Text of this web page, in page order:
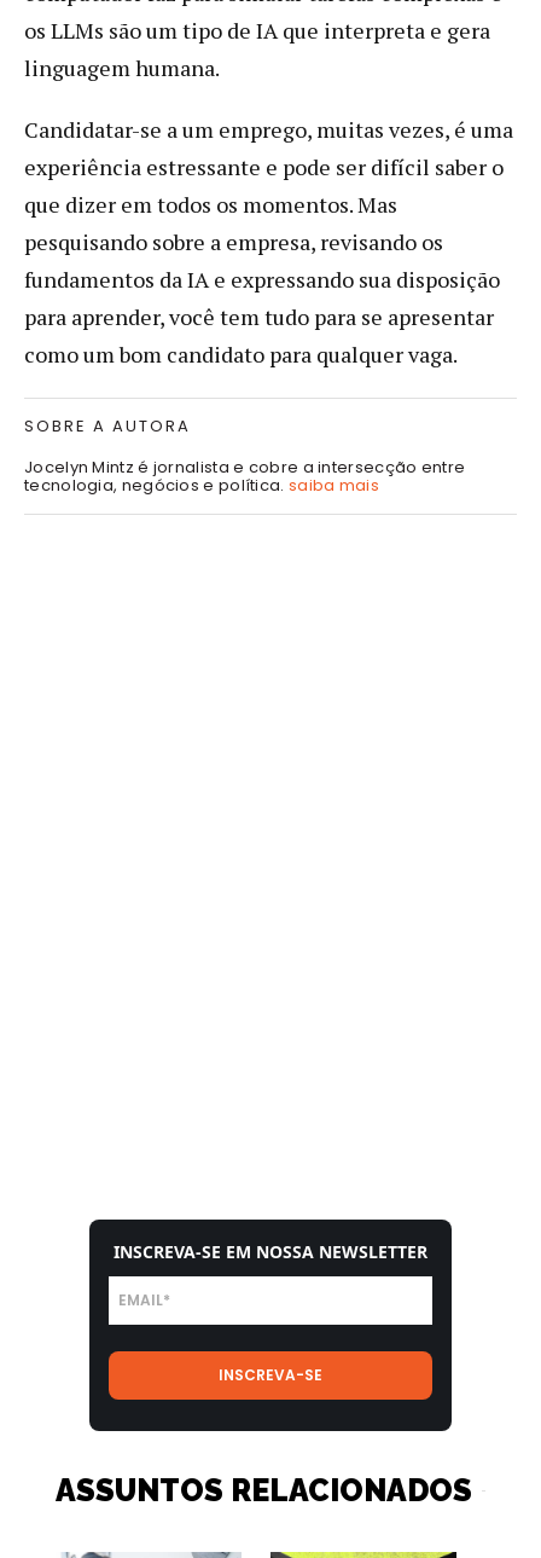
os LLMs são um tipo de IA que interpreta e gera
linguagem humana.
Candidatar-se a um emprego, muitas vezes, é uma
experiência estressante e pode ser difícil saber o
que dizer em todos os momentos. Mas
pesquisando sobre a empresa, revisando os
fundamentos da IA e expressando sua disposição
para aprender, você tem tudo para se apresentar
como um bom candidato para qualquer vaga.
SOBRE A AUTORA
Jocelyn Mintz é jornalista e cobre a intersecção entre
tecnologia, negócios e política. saiba mais
INSCREVA-SE EM NOSSA NEWSLETTER
ASSUNTOS RELACIONADOS